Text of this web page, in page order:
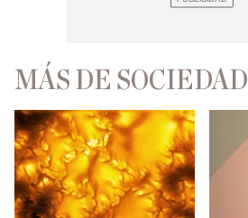
MÁS DE SOCIEDAD